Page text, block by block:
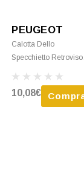
PEUGEOT
Calotta Dello
Specchietto
107 Fase 2, 2009-
Nero, Nuovo
10,08€